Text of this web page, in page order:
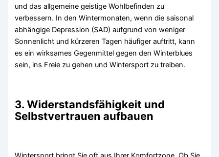
und das allgemeine geistige Wohlbefinden zu
verbessern. In den Wintermonaten, wenn die saisonal
abhängige Depression (SAD) aufgrund von weniger
Sonnenlicht und kürzeren Tagen häufiger auftritt, kann
es ein wirksames Gegenmittel gegen den Winterblues
sein, ins Freie zu gehen und Wintersport zu treiben.
3. Widerstandsfähigkeit und
Selbstvertrauen aufbauen